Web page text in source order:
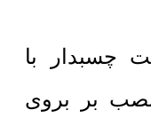
چسبدار با
بر بروی